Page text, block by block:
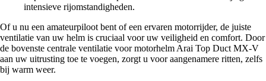
intensieve rijomstandigheden.
Of u nu een amateurpiloot bent of een ervaren motorrijder, de juiste
ventilatie van uw helm is cruciaal voor uw veiligheid en comfort. Door
de bovenste centrale ventilatie voor motorhelm Arai Top Duct MX-V
aan uw uitrusting toe te voegen, zorgt u voor aangenamere ritten, zelfs
bij warm weer.